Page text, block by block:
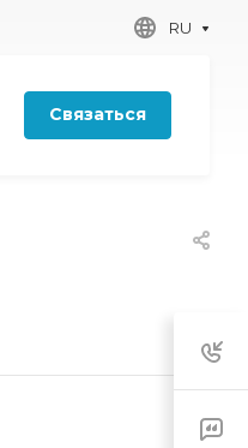
RU
Связаться